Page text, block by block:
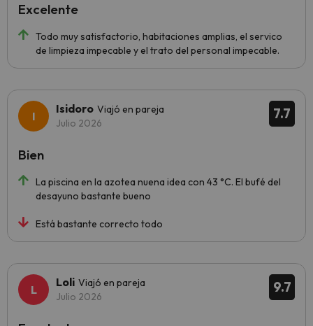
Todo muy satisfactorio, habitaciones amplias, el servico
de limpieza impecable y el trato del personal impecable.
Excelente
7.7
Isidoro Viajó en pareja
Julio 2026
La piscina en la azotea nuena idea con 43 °C. El bufé del
desayuno bastante bueno
Está bastante correcto todo
Bien
9.7
Loli Viajó en pareja
Julio 2026